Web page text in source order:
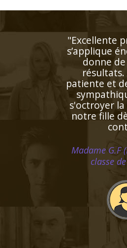
"Très bon
facilement
l'enfant.
pédagogie
beaucoup
Personne
Madame R.Y